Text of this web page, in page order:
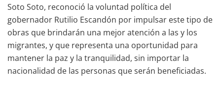
Soto Soto, reconoció la voluntad política del
gobernador Rutilio Escandón por impulsar este tipo de
obras que brindarán una mejor atención a las y los
migrantes, y que representa una oportunidad para
mantener la paz y la tranquilidad, sin importar la
nacionalidad de las personas que serán beneficiadas.